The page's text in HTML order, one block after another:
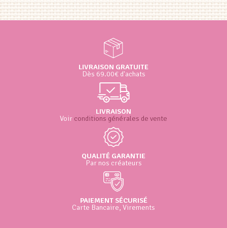
LIVRAISON GRATUITE
Dès 69.00€ d'achats
LIVRAISON
Voir conditions générales de vente
QUALITÉ GARANTIE
Par nos créateurs
PAIEMENT SÉCURISÉ
Carte Bancaire, Virements